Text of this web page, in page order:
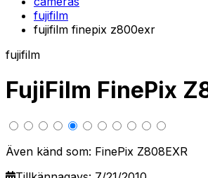
fujifilm
fujifilm finepix z800exr
fujifilm
FujiFilm FinePix
Även känd som: FinePix Z808EXR